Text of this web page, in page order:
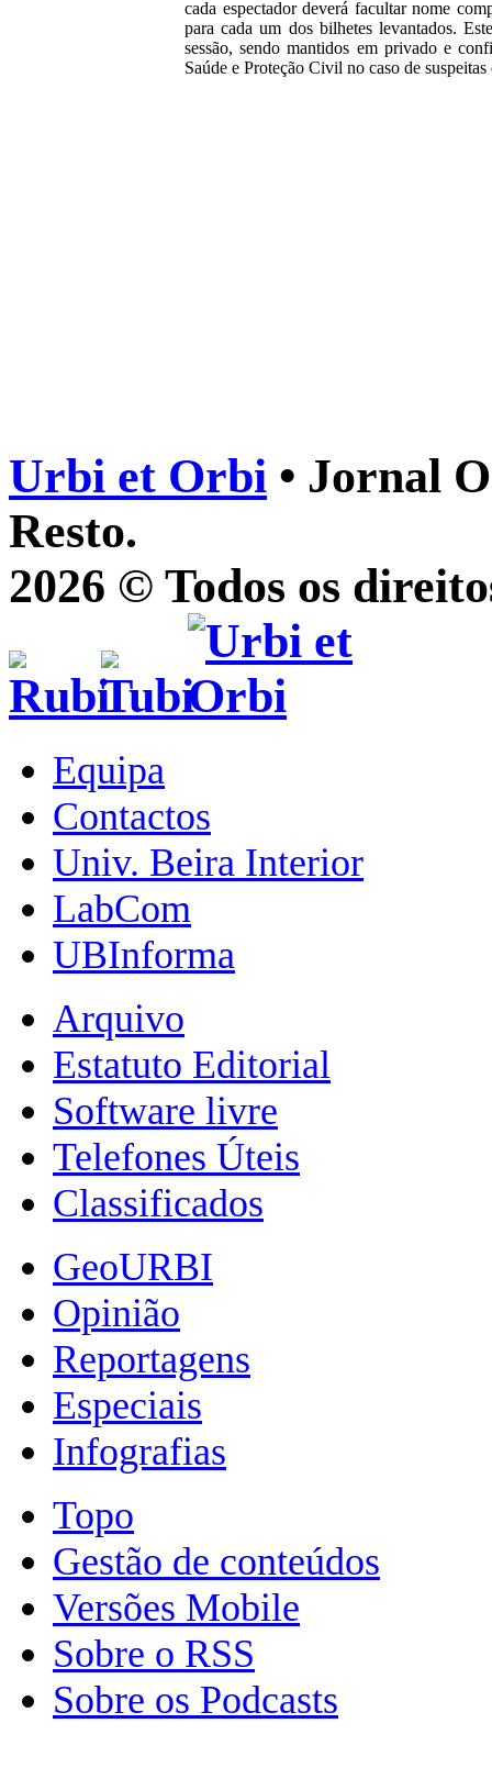
cada espectador deverá facultar nome
para cada um dos bilhetes levantados.
sessão, sendo mantidos em privado e
Saúde e Proteção Civil no caso de
Urbi et Orbi • Jornal
Resto.
2026 © Todos os
Equipa
Contactos
Univ. Beira Interior
LabCom
UBInforma
Arquivo
Estatuto Editorial
Software livre
Telefones Úteis
Classificados
GeoURBI
Opinião
Reportagens
Especiais
Infografias
Topo
Gestão de conteúdos
Versões Mobile
Sobre o RSS
Sobre os Podcasts